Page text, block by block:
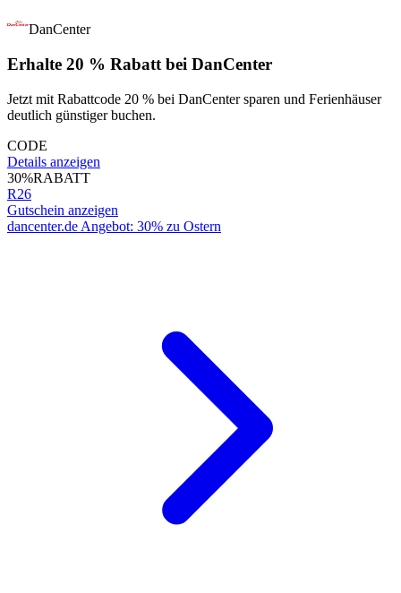
DanCenter
Erhalte 20 % Rabatt bei DanCenter
Jetzt mit Rabattcode 20 % bei DanCenter sparen und Ferienhäuser
deutlich günstiger buchen.
CODE
Details anzeigen
30%RABATT
R26
Gutschein anzeigen
dancenter.de Angebot: 30% zu Ostern